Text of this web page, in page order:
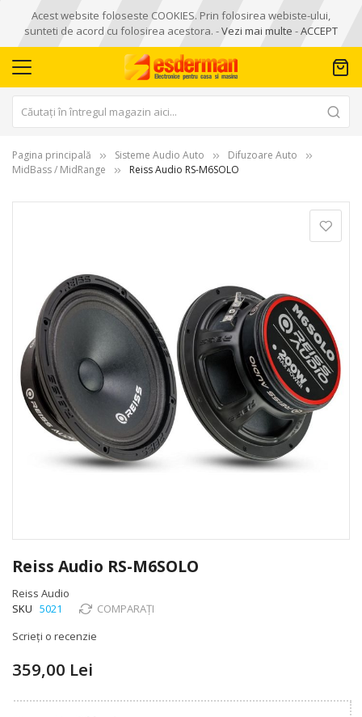
Acest website foloseste COOKIES. Prin folosirea webiste-ului,
sunteti de acord cu folosirea acestora. -Vezi mai multe -ACCEPT
Pagina principală Sisteme Audio Auto
Difuzoare Auto
MidBass / MidRange
Reiss Audio RS-M6SOLO
images
gallery
to
the
beginning
of
images
Reiss Audio RS-M6SOLO
Reiss Audio
SKU 5021
COMPARAȚI
Scrieți o recenzie
359,00 Lei